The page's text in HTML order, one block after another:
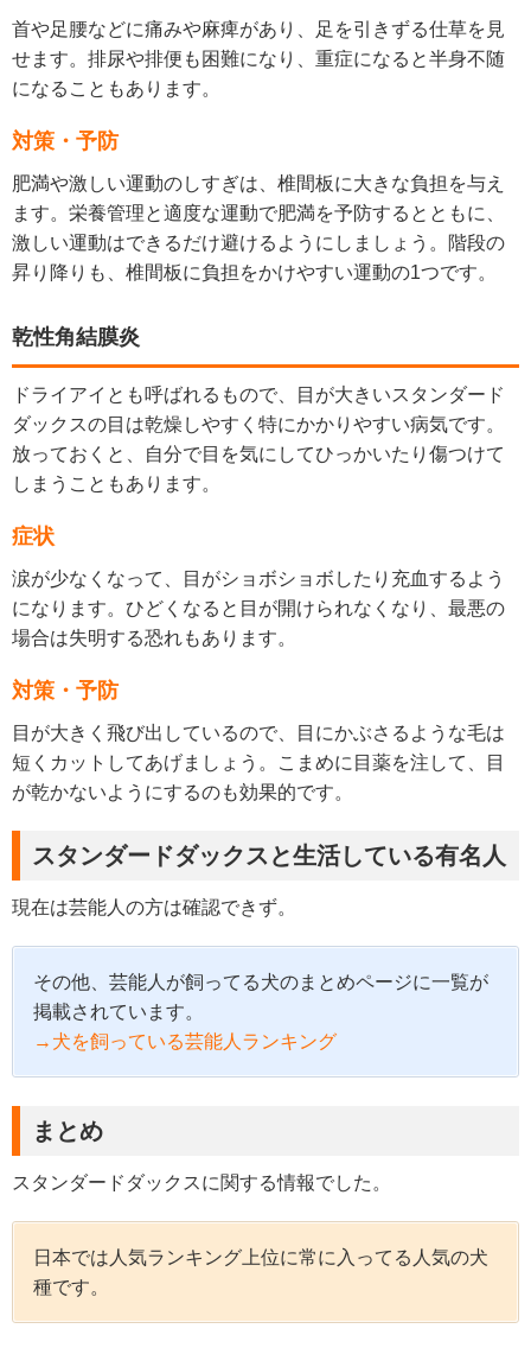
首や足腰などに痛みや麻痺があり、足を引きずる仕草を見
せます。排尿や排便も困難になり、重症になると半身不随
になることもあります。
対策・予防
肥満や激しい運動のしすぎは、椎間板に大きな負担を与え
ます。栄養管理と適度な運動で肥満を予防するとともに、
激しい運動はできるだけ避けるようにしましょう。階段の
昇り降りも、椎間板に負担をかけやすい運動の1つです。
乾性角結膜炎
ドライアイとも呼ばれるもので、目が大きいスタンダード
ダックスの目は乾燥しやすく特にかかりやすい病気です。
放っておくと、自分で目を気にしてひっかいたり傷つけて
しまうこともあります。
症状
涙が少なくなって、目がショボショボしたり充血するよう
になります。ひどくなると目が開けられなくなり、最悪の
場合は失明する恐れもあります。
対策・予防
目が大きく飛び出しているので、目にかぶさるような毛は
短くカットしてあげましょう。こまめに目薬を注して、目
が乾かないようにするのも効果的です。
スタンダードダックスと生活している有名人
現在は芸能人の方は確認できず。
その他、芸能人が飼ってる犬のまとめページに一覧が
掲載されています。
→犬を飼っている芸能人ランキング
まとめ
スタンダードダックスに関する情報でした。
日本では人気ランキング上位に常に入ってる人気の犬
種です。